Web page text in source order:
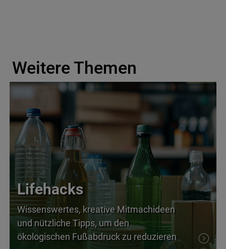
Weitere Themen
Lifehacks
Wissenswertes, kreative Mitmachideen
und nützliche Tipps, um den
ökologischen Fußabdruck zu reduzieren